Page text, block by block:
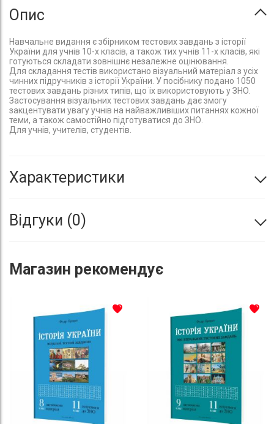
Опис
Навчальне видання є збірником тестових завдань з історії
України для учнів 10-х класів, а також тих учнів 11-х класів, які
готуються складати зовнішнє незалежне оцінювання.
Для складання тестів використано візуальний матеріал з усіх
чинних підручників з історії України. У посібнику подано 1050
тестових завдань різних типів, що їх використовують у ЗНО.
Застосування візуальних тестових завдань дає змогу
закцентувати увагу учнів на найважливіших питаннях кожної
теми, а також самостійно підготуватися до ЗНО.
Для учнів, учителів, студентів.
Характеристики
Відгуки 0
Магазин рекомендує